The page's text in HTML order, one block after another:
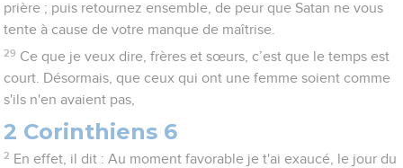
prière ; puis retournez ensemble, de peur que Satan ne vous
tente à cause de votre manque de maîtrise.
29 Ce que je veux dire, frères et sœurs, c’est que le temps est
court. Désormais, que ceux qui ont une femme soient comme
s'ils n'en avaient pas,
2 Corinthiens 6
2 En effet, il dit : Au moment favorable je t'ai exaucé, le jour du